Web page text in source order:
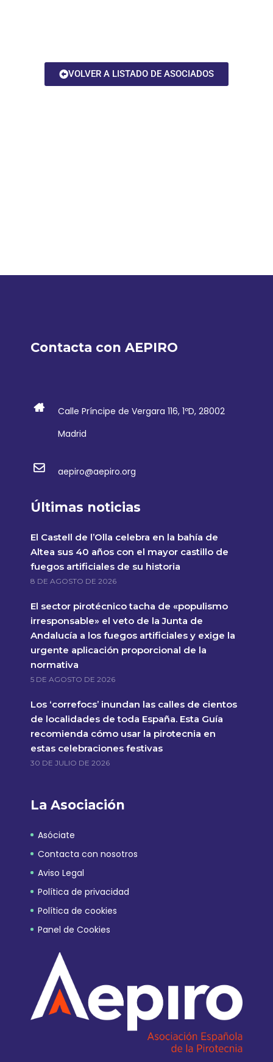
VOLVER A LISTADO DE ASOCIADOS
Contacta con AEPIRO
Calle Príncipe de Vergara 116, 1ºD, 28002
Madrid
aepiro@aepiro.org
Últimas noticias
El Castell de l’Olla celebra en la bahía de
Altea sus 40 años con el mayor castillo de
fuegos artificiales de su historia
8 DE AGOSTO DE 2026
El sector pirotécnico tacha de «populismo
irresponsable» el veto de la Junta de
Andalucía a los fuegos artificiales y exige la
urgente aplicación proporcional de la
normativa
5 DE AGOSTO DE 2026
Los ‘correfocs’ inundan las calles de cientos
de localidades de toda España. Esta Guía
recomienda cómo usar la pirotecnia en
estas celebraciones festivas
30 DE JULIO DE 2026
La Asociación
Asóciate
Contacta con nosotros
Aviso Legal
Política de privacidad
Política de cookies
Panel de Cookies